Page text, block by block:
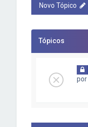
Novo Tópico
Tópicos
por